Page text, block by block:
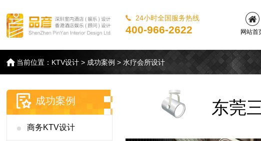
24小时全国服务热线
400-966-2622
网站首
当前位置： KTV设计 > 成功案例 >水疗会所设计
成功案例
商务KTV设计
东莞